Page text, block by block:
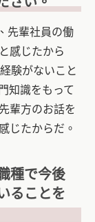
先輩社員の働
感じたから
験がないこと
知識をもって
輩方のお話を
じたからだ。
種で今後
ることを